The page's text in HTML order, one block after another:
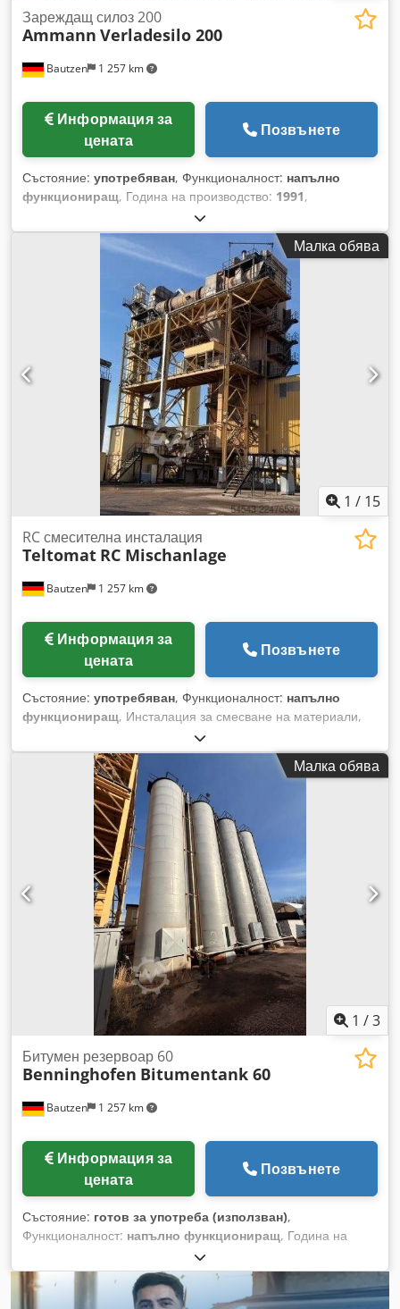
Bautzen 1 257 km
Зареждащ силоз 200
Ammann Verladesilo 200
Информация за
цената
Позвънете
Състояние: употребяван, Функционалност: напълно
функциониращ, Година на производство: 1991,
Използвана разтоварваща система Производител: Ulrich
Общ обем: 200 тона Cjdjzq S Ewepfx Abbjrf - Конвейерна
система с кофи - Повдигащо устройство с лебедка -
Електрическа инсталация
Малка обява
1 / 15
Bautzen 1 257 km
RC смесителна инсталация
Teltomat RC Mischanlage
Информация за
цената
Позвънете
Състояние: употребяван, Функционалност: напълно
функциониращ, Инсталация за смесване на материали,
състояща се от: -цялостна стоманена конструкция
-сушилен барабан с горелка -2 бр. елеватор/верижно
транспортьорно устройство -електрическа инсталация
Crsdpozq S D Hjfx Abbjf
Малка обява
1 /3
Bautzen 1 257 km
Битумен резервоар 60
Benninghofen Bitumentank 60
Информация за
цената
Позвънете
Състояние: готов за употреба (използван),
Функционалност: напълно функциониращ, Година на
, 4 броя резервоари за битум, 60 000
литра, употребявани. Crodpfx Aezqu Ubobbof -При
необходимост, с пълна система от тръбопроводи.